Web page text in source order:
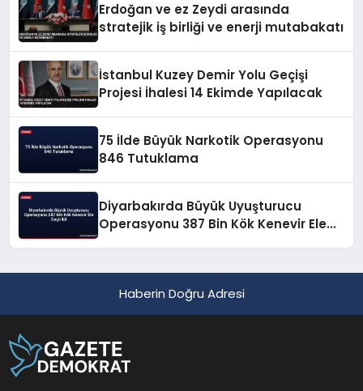
Erdoğan ve ez Zeydi arasında
stratejik iş birliği ve enerji mutabakatı
İstanbul Kuzey Demir Yolu Geçişi
Projesi İhalesi 14 Ekimde Yapılacak
75 İlde Büyük Narkotik Operasyonu
846 Tutuklama
Diyarbakırda Büyük Uyuşturucu
Operasyonu 387 Bin Kök Kenevir Ele
Haberin Doğru Adresi